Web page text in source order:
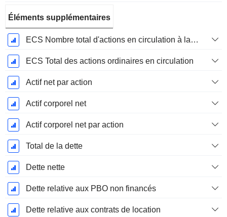
Éléments supplémentaires
ECS Nombre total d'actions en circulation à la date de dépôt
ECS Total des actions ordinaires en circulation
Actif net par action
Actif corporel net
Actif corporel net par action
Total de la dette
Dette nette
Dette relative aux PBO non financés
Dette relative aux contrats de location